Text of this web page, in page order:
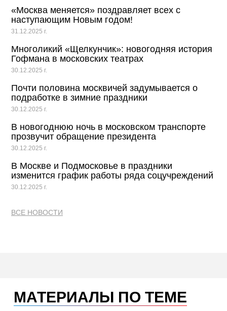
«Москва меняется» поздравляет всех с
наступающим Новым годом!
31.12.2025 г.
Многоликий «Щелкунчик»: новогодняя история
Гофмана в московских театрах
30.12.2025 г.
Почти половина москвичей задумывается о
подработке в зимние праздники
30.12.2025 г.
В новогоднюю ночь в московском транспорте
прозвучит обращение президента
30.12.2025 г.
В Москве и Подмосковье в праздники
изменится график работы ряда соцучреждений
30.12.2025 г.
ВСЕ НОВОСТИ
МАТЕРИАЛЫ ПО ТЕМЕ